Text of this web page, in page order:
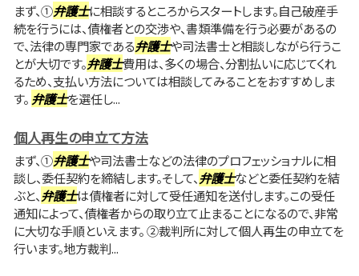
まず、①弁護士に相談するところからスタートします。自己破産手
続を行うには、債権者との交渉や、書類準備を行う必要があるの
で、法律の専門家である弁護士や司法書士と相談しながら行うこ
とが大切です。弁護士費用は、多くの場合、分割払いに応じてくれ
るため、支払い方法については相談してみることをおすすめしま
す。 弁護士を選任し...
個人再生の申立て方法
まず、①弁護士や司法書士などの法律のプロフェッショナルに相
談し、委任契約を締結します。そして、 弁護士などと委任契約を結
ぶと、 弁護士は債権者に対して受任通知を送付します。この受任
通知によって、債権者からの取り立て止まることになるので、非常
に大切な手順といえます。 ②裁判所に対して個人再生の申立てを
行います。地方裁判...